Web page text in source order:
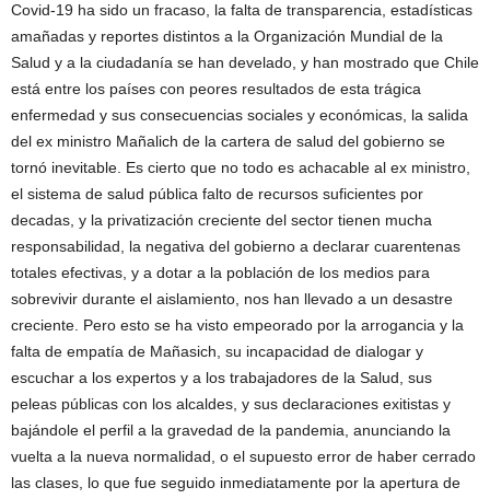
Covid-19 ha sido un fracaso, la falta de transparencia, estadísticas
amañadas y reportes distintos a la Organización Mundial de la
Salud y a la ciudadanía se han develado, y han mostrado que Chile
está entre los países con peores resultados de esta trágica
enfermedad y sus consecuencias sociales y económicas, la salida
del ex ministro Mañalich de la cartera de salud del gobierno se
tornó inevitable. Es cierto que no todo es achacable al ex ministro,
el sistema de salud pública falto de recursos suficientes por
decadas, y la privatización creciente del sector tienen mucha
responsabilidad, la negativa del gobierno a declarar cuarentenas
totales efectivas, y a dotar a la población de los medios para
sobrevivir durante el aislamiento, nos han llevado a un desastre
creciente. Pero esto se ha visto empeorado por la arrogancia y la
falta de empatía de Mañasich, su incapacidad de dialogar y
escuchar a los expertos y a los trabajadores de la Salud, sus
peleas públicas con los alcaldes, y sus declaraciones exitistas y
bajándole el perfil a la gravedad de la pandemia, anunciando la
vuelta a la nueva normalidad, o el supuesto error de haber cerrado
las clases, lo que fue seguido inmediatamente por la apertura de